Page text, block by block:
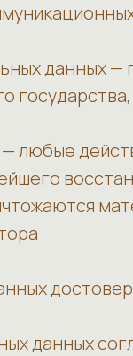
данных
любые
данных